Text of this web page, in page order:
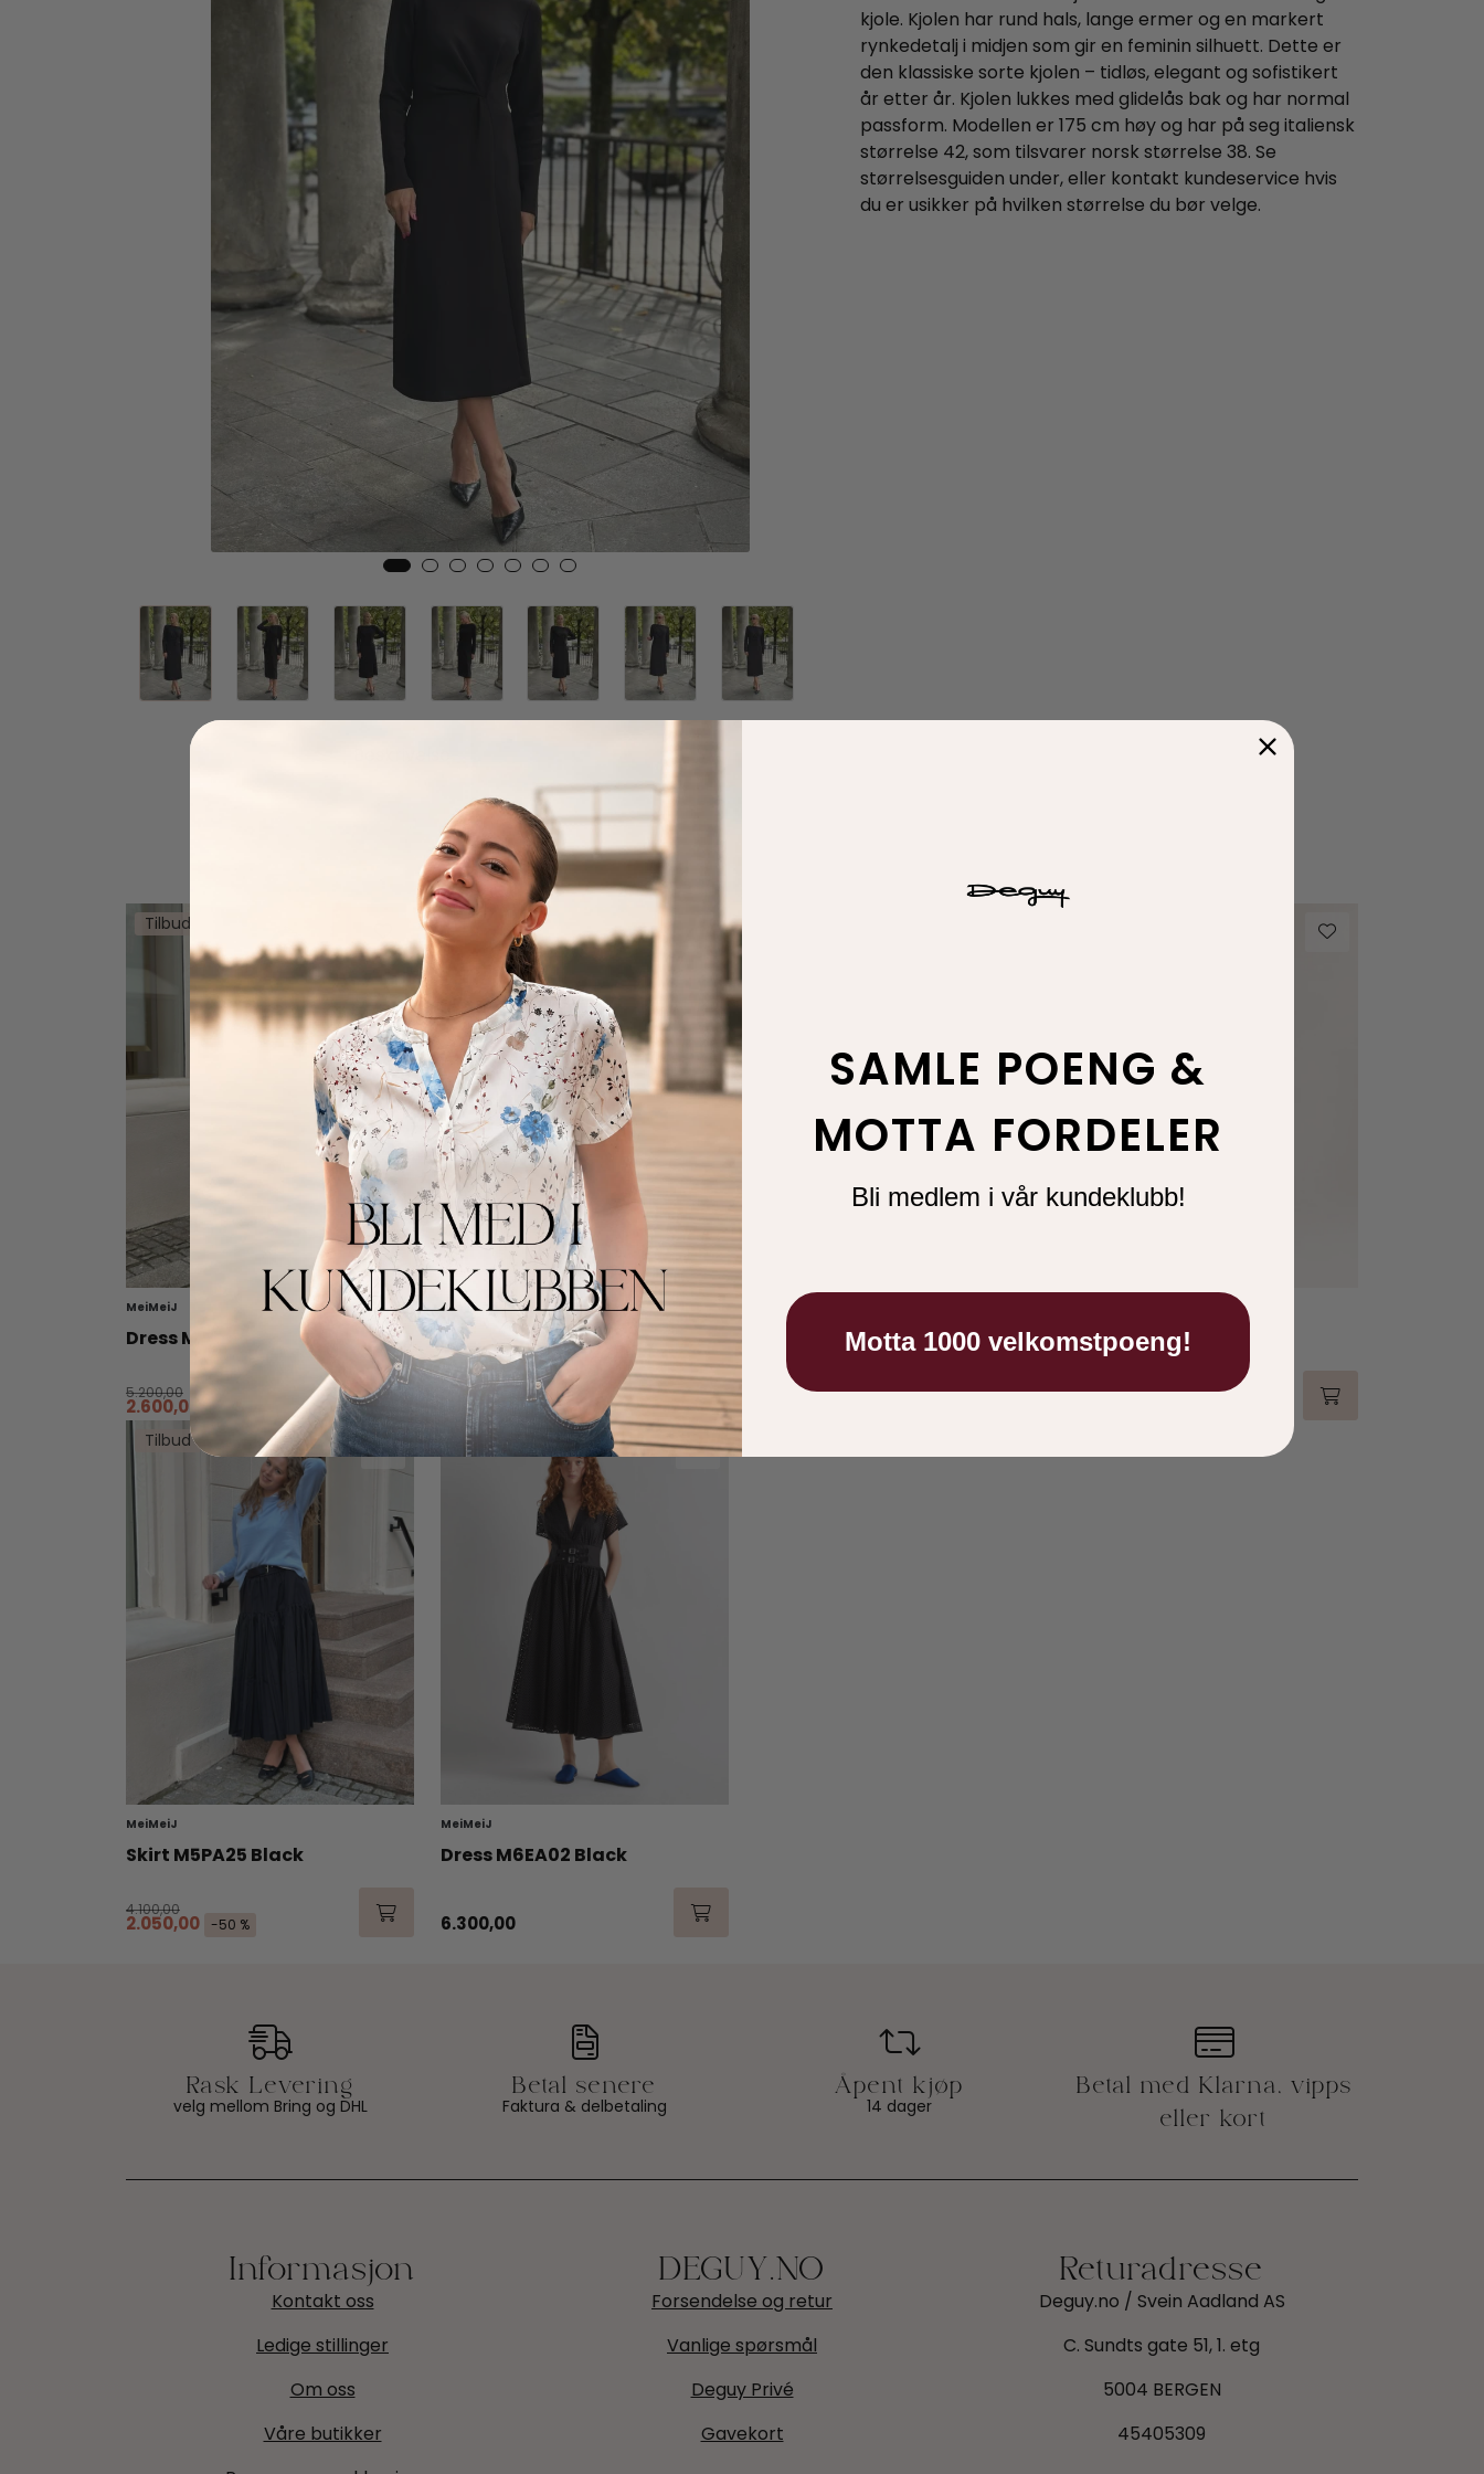
kjole. Kjolen har rund hals, lange ermer og en markert
rynkedetalj i midjen som gir en feminin silhuett. Dette er
den klassiske sorte kjolen – tidløs, elegant og sofistikert
år etter år. Kjolen lukkes med glidelås bak og har normal
passform. Modellen er 175 cm høy og har på seg italiensk
størrelse 42, som tilsvarer norsk størrelse 38. Se
størrelsesguiden under, eller kontakt kundeservice hvis
du er usikker på hvilken størrelse du bør velge.
Tilbud
MeiMeiJ
Dress M5PA45 Black
5.200,00
2.600,00 -50 %
MeiMeiJ
Skirt M51A17 Black
2.799,00
1.399,50 -50 %
MeiMeiJ
Dress M51A29 Red
2.799,00
Dress M5PA45 Offwhite
5.200,00
Tilbud
MeiMeiJ
Skirt M5PA25 Black
4.100,00
2.050,00 -50 %
MeiMeiJ
Dress M6EA02 Black
6.300,00
velg mellom Bring og DHL Faktura & delbetaling 14 dager
Kontakt oss
Ledige stillinger
Om oss
Våre butikker
Forsendelse og retur
Vanlige spørsmål
Deguy Privé
Gavekort
Deguy.no / Svein Aadland AS
C. Sundts gate 51, 1. etg
5004 BERGEN
45405309
SAMLE POENG &
MOTTA FORDELER
Bli medlem i vår kundeklubb!
Motta 1000 velkomstpoeng!